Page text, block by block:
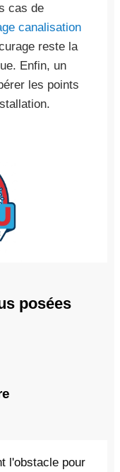
cas de
canalisation
reste la
Enfin, un
les points
posées
l'obstacle pour